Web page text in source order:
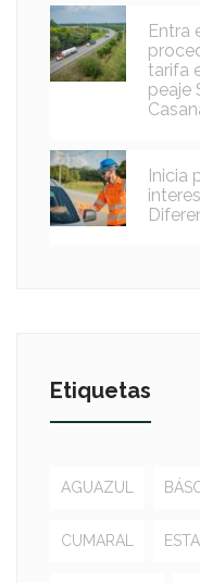
Entra
tarifa
peaje
Inicia
Etiquetas
AGUAZUL
CUMARAL